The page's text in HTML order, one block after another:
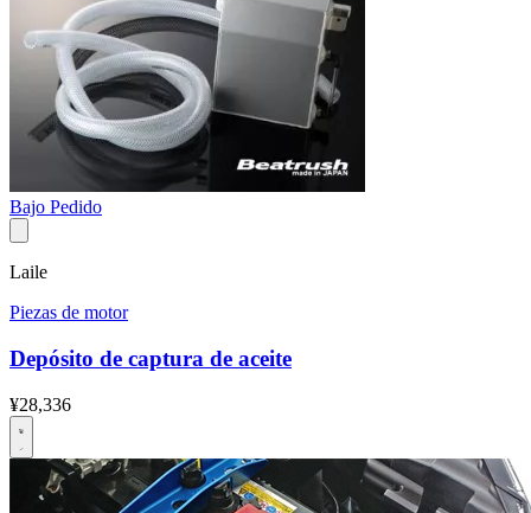
Bajo Pedido
Laile
Piezas de motor
Depósito de captura de aceite
¥28,336